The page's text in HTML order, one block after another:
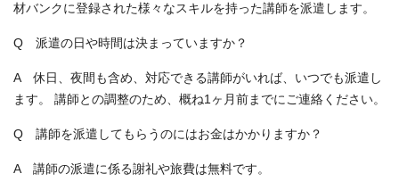
材バンクに登録された様々なスキルを持った講師を派遣します。
Q 派遣の日や時間は決まっていますか？
A 休日、夜間も含め、対応できる講師がいれば、いつでも派遣し
ます。 講師との調整のため、概ね1ヶ月前までにご連絡ください。
Q 講師を派遣してもらうのにはお金はかかりますか？
A 講師の派遣に係る謝礼や旅費は無料です。